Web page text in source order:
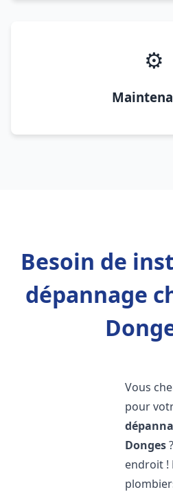
⚙️
Besoin de
dépannage
Vous
pour
Donges
endroit !